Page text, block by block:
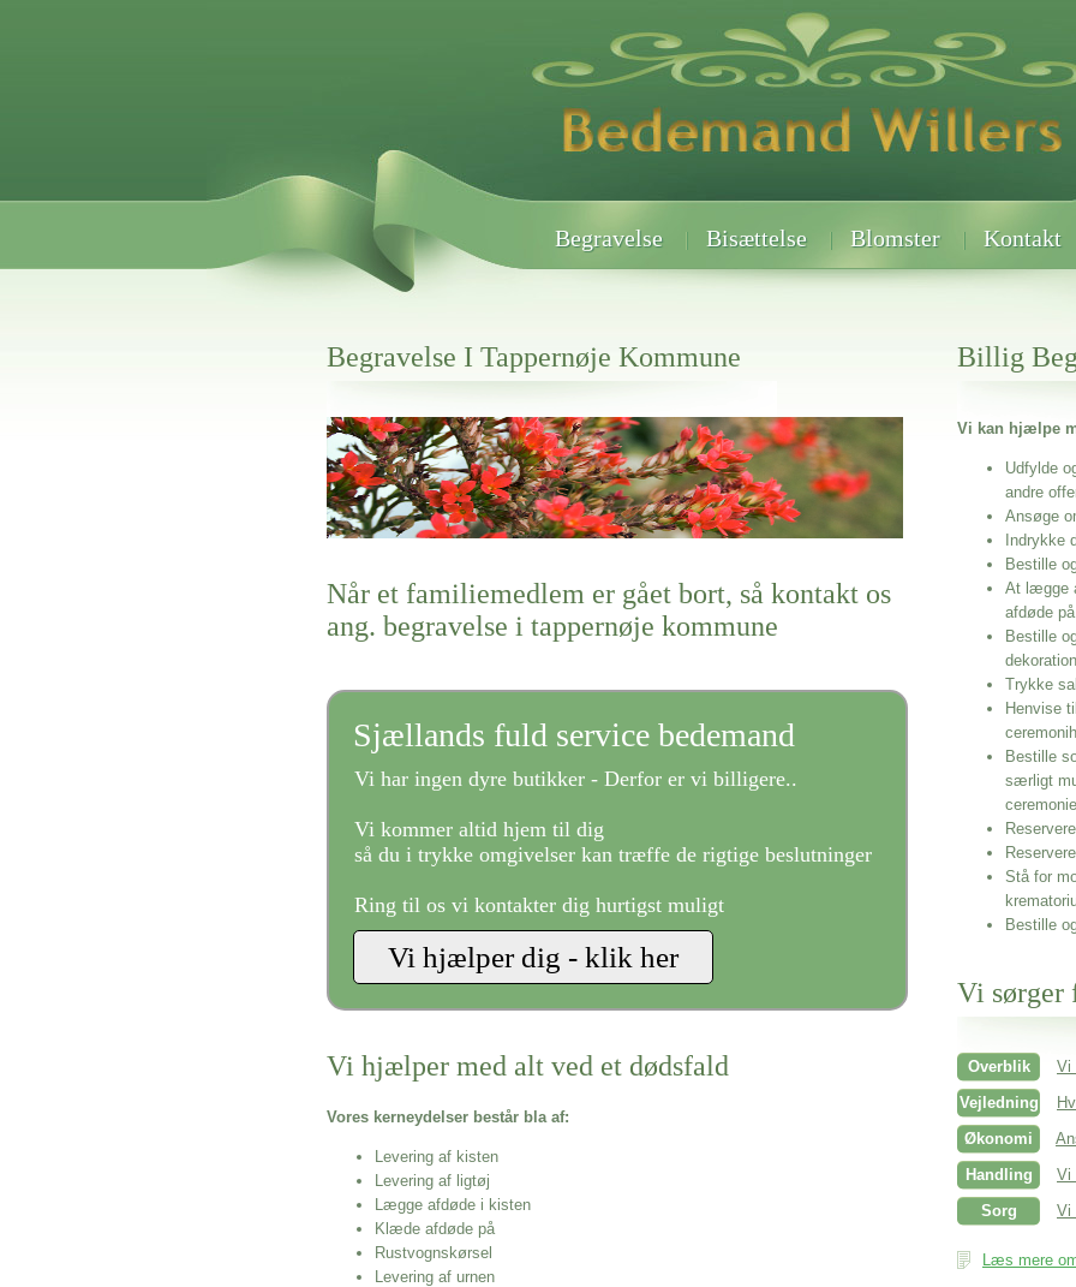
Begravelse Bisættelse Blomster Kontakt
Begravelse I Tappernøje Kommune
Her hos os får du altid en god afslutning når det gælder
Begravelse I Tappernøje Kommune
vi hjælper i alle faser af begravelsel
Når et familiemedlem er gået bort, så kontakt os
ang. begravelse i tappernøje kommune
Sjællands fuld service bedemand
Vi har ingen dyre butikker - Derfor er vi billigere..
Vi kommer altid hjem til dig
så du i trykke omgivelser kan træffe de rigtige beslutninger
Ring til os vi kontakter dig hurtigst muligt
Vi hjælper med alt ved et dødsfald
Vores kerneydelser består bla af:
Levering af kisten
Levering af ligtøj
Lægge afdøde i kisten
Klæde afdøde på
Rustvognskørsel
Levering af urnen
Billig
Vi kan hjælpe
Udfylde
andre
Ansøge
Indrykke
Bestille
At lægge
afdøde på
Bestille
Trykke
Henvise
Bestille
særligt
Stå for
Bestille
Vi sørger
Overblik
Vi
Vejledning
Økonomi
Handling
Vi
Sorg
Vi
Læs mere